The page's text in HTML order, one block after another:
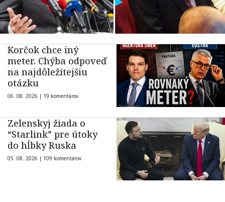
Korčok chce iný
meter. Chýba odpoveď
na najdôležitejšiu
otázku
06. 08. 2026 | 19 komentárov
Zelenskyj žiada o
“Starlink” pre útoky
do hĺbky Ruska
05. 08. 2026 | 109 komentárov